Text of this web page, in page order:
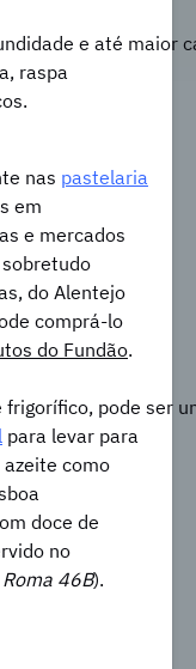
e até maior
raspa
nas pastelaria
em
e mercados
do Alentejo
comprá-lo
do Fundão.
frigorífico, pode ser
para levar para
azeite como
doce de
no
46B).